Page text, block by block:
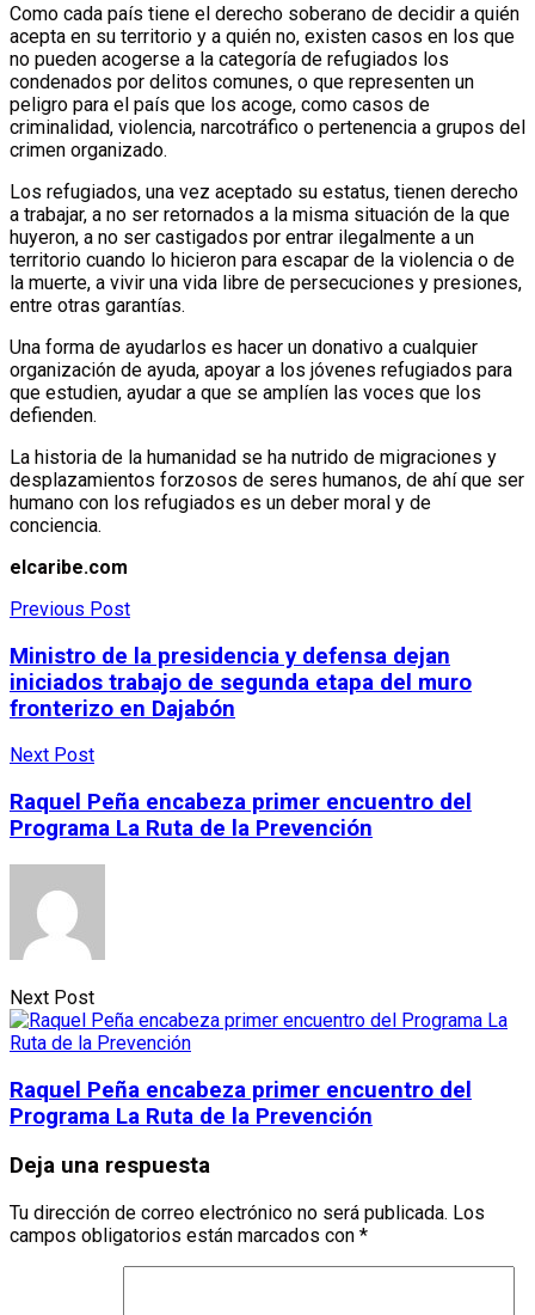
Como cada país tiene el derecho soberano de decidir a quién
acepta en su territorio y a quién no, existen casos en los que
no pueden acogerse a la categoría de refugiados los
condenados por delitos comunes, o que representen un
peligro para el país que los acoge, como casos de
criminalidad, violencia, narcotráfico o pertenencia a grupos del
crimen organizado.
Los refugiados, una vez aceptado su estatus, tienen derecho
a trabajar, a no ser retornados a la misma situación de la que
huyeron, a no ser castigados por entrar ilegalmente a un
territorio cuando lo hicieron para escapar de la violencia o de
la muerte, a vivir una vida libre de persecuciones y presiones,
entre otras garantías.
Una forma de ayudarlos es hacer un donativo a cualquier
organización de ayuda, apoyar a los jóvenes refugiados para
que estudien, ayudar a que se amplíen las voces que los
defienden.
La historia de la humanidad se ha nutrido de migraciones y
desplazamientos forzosos de seres humanos, de ahí que ser
humano con los refugiados es un deber moral y de
conciencia.
elcaribe.com
Previous Post
Ministro de la presidencia y defensa dejan
iniciados trabajo de segunda etapa del muro
fronterizo en Dajabón
Next Post
Raquel Peña encabeza primer encuentro del
Programa La Ruta de la Prevención
Next Post
Raquel Peña encabeza primer encuentro del
Programa La Ruta de la Prevención
Deja una respuesta
Tu dirección de correo electrónico no será publicada. Los
campos obligatorios están marcados con *